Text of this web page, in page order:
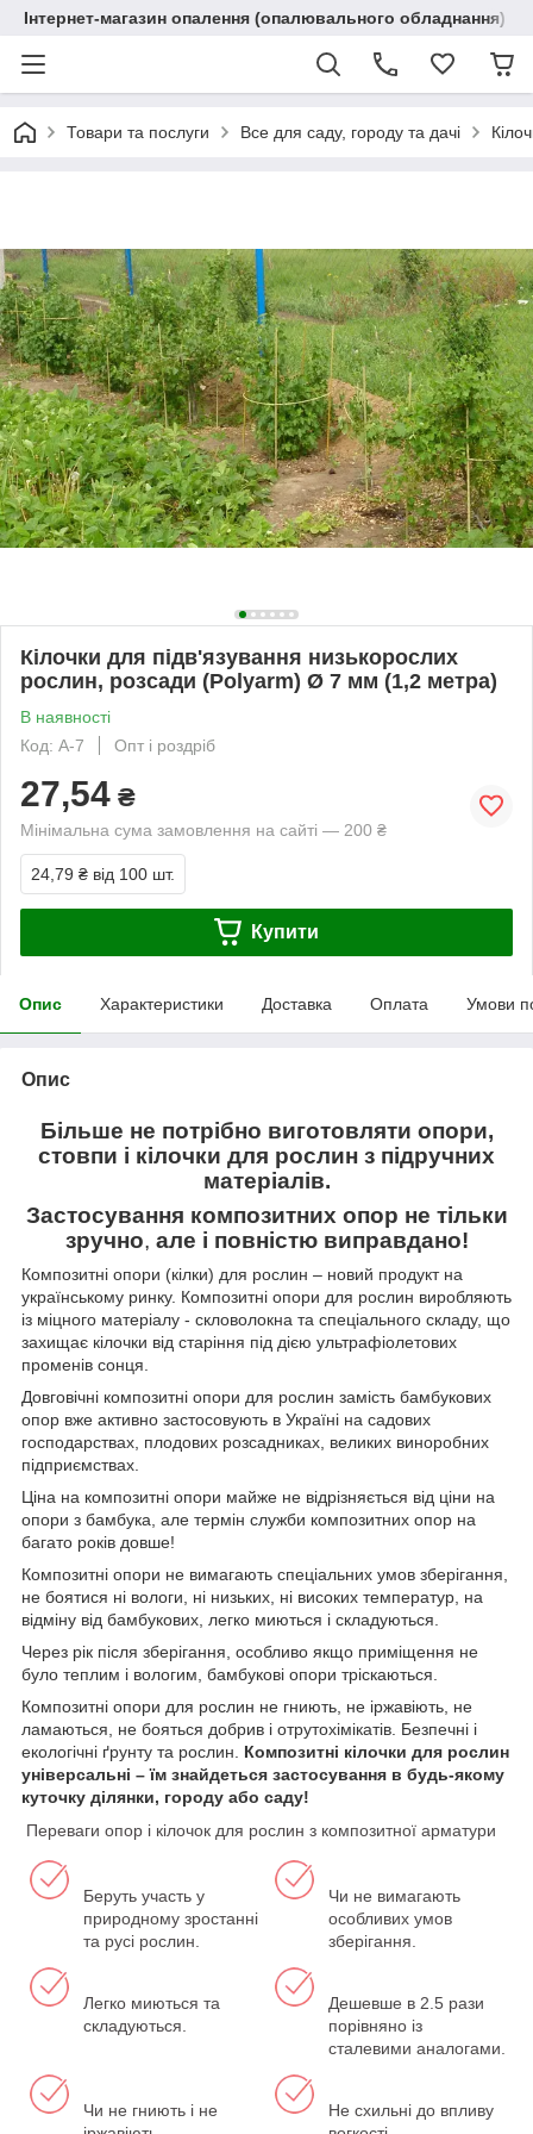
Інтернет-магазин опалення (опалювального обладнання)
Товари та послуги Все для саду, городу та дачі
Кілочки для підв'язування низькорослих
рослин, розсади (Polyarm) Ø 7 мм (1,2 метра)
В наявності
Код: А-7
Опт і роздріб
27,54 ₴
Мінімальна сума замовлення на сайті — 200 ₴
24,79 ₴ від 100 шт.
Купити
Опис Характеристики Доставка Оплата Умови
Опис
Більше не потрібно виготовляти опори,
стовпи і кілочки для рослин з підручних
матеріалів.
Застосування композитних опор не тільки
зручно, але і повністю виправдано!
Композитні опори (кілки) для рослин – новий продукт на
українському ринку. Композитні опори для рослин виробляють
із міцного матеріалу - скловолокна та спеціального складу, що
захищає кілочки від старіння під дією ультрафіолетових
променів сонця.
Довговічні композитні опори для рослин замість бамбукових
опор вже активно застосовують в Україні на садових
господарствах, плодових розсадниках, великих виноробних
підприємствах.
Ціна на композитні опори майже не відрізняється від ціни на
опори з бамбука, але термін служби композитних опор на
багато років довше!
Композитні опори не вимагають спеціальних умов зберігання,
не боятися ні вологи, ні низьких, ні високих температур, на
відміну від бамбукових, легко миються і складуються.
Через рік після зберігання, особливо якщо приміщення не
було теплим і вологим, бамбукові опори тріскаються.
Композитні опори для рослин не гниють, не іржавіють, не
ламаються, не бояться добрив і отрутохімікатів. Безпечні і
екологічні ґрунту та рослин. Композитні кілочки для рослин
універсальні – їм знайдеться застосування в будь-якому
куточку ділянки, городу або саду!
Переваги опор і кілочок для рослин з композитної арматури
Беруть участь у
природному зростанні
та русі рослин.
Чи не вимагають
особливих умов
зберігання.
Легко миються та
складуються.
Дешевше в 2.5 рази
порівняно із
сталевими аналогами.
Чи не гниють і не
Не схильні до впливу